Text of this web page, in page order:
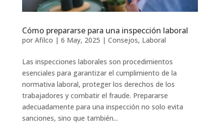
Cómo prepararse para una inspección laboral
por Afilco | 6 May, 2025 | Consejos, Laboral
Las inspecciones laborales son procedimientos
esenciales para garantizar el cumplimiento de la
normativa laboral, proteger los derechos de los
trabajadores y combatir el fraude. Prepararse
adecuadamente para una inspección no solo evita
sanciones, sino que también...